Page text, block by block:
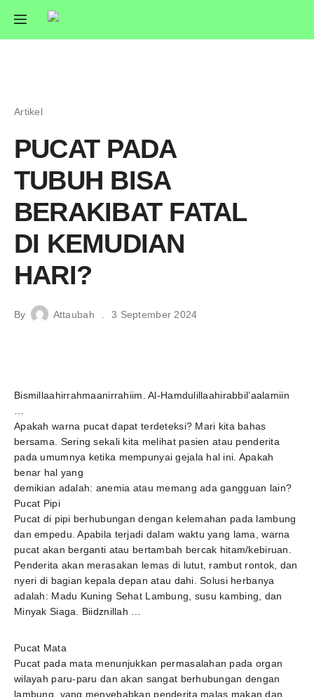
Artikel
PUCAT PADA
TUBUH BISA
BERAKIBAT FATAL
DI KEMUDIAN
HARI?
By Attaubah 3 September 2024
Bismillaahirrahmaanirrahiim. Al-Hamdulillaahirabbil’aalamiin
Apakah warna pucat dapat terdeteksi? Mari kita bahas
bersama. Sering sekali kita melihat pasien atau penderita
pada umumnya ketika mempunyai gejala hal ini. Apakah
benar hal yang
demikian adalah: anemia atau memang ada gangguan lain?
Pucat Pipi
Pucat di pipi berhubungan dengan kelemahan pada lambung
dan empedu. Apabila terjadi dalam waktu yang lama, warna
pucat akan berganti atau bertambah bercak hitam/kebiruan.
Penderita akan merasakan lemas di lutut, rambut rontok, dan
nyeri di bagian kepala depan atau dahi. Solusi herbanya
adalah: Madu Kuning Sehat Lambung, susu kambing, dan
Minyak Siaga. Biidznillah …
Pucat Mata
Pucat pada mata menunjukkan permasalahan pada organ
wilayah paru-paru dan akan sangat berhubungan dengan
lambung, yang menyebabkan penderita malas makan dan